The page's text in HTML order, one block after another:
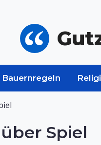
Bauernregeln
Spiel